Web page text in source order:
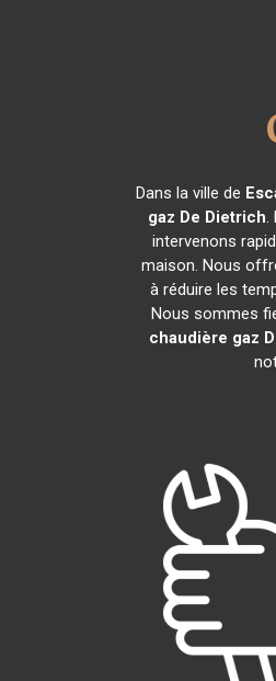
Dans la ville de
gaz De Dietrich.
intervenons
maison. Nous
à réduire les
Nous sommes
chaudière gaz